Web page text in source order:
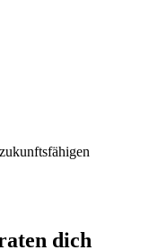
dich